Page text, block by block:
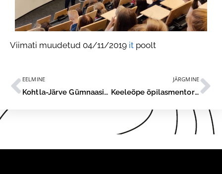
Viimati muudetud 04/11/2019 it poolt
EELMINE
Kohtla-Järve Gümnaasiumi esimesed rebased said ristitud
JÄRGMINE
Keeleõpe õpilasmentori toel